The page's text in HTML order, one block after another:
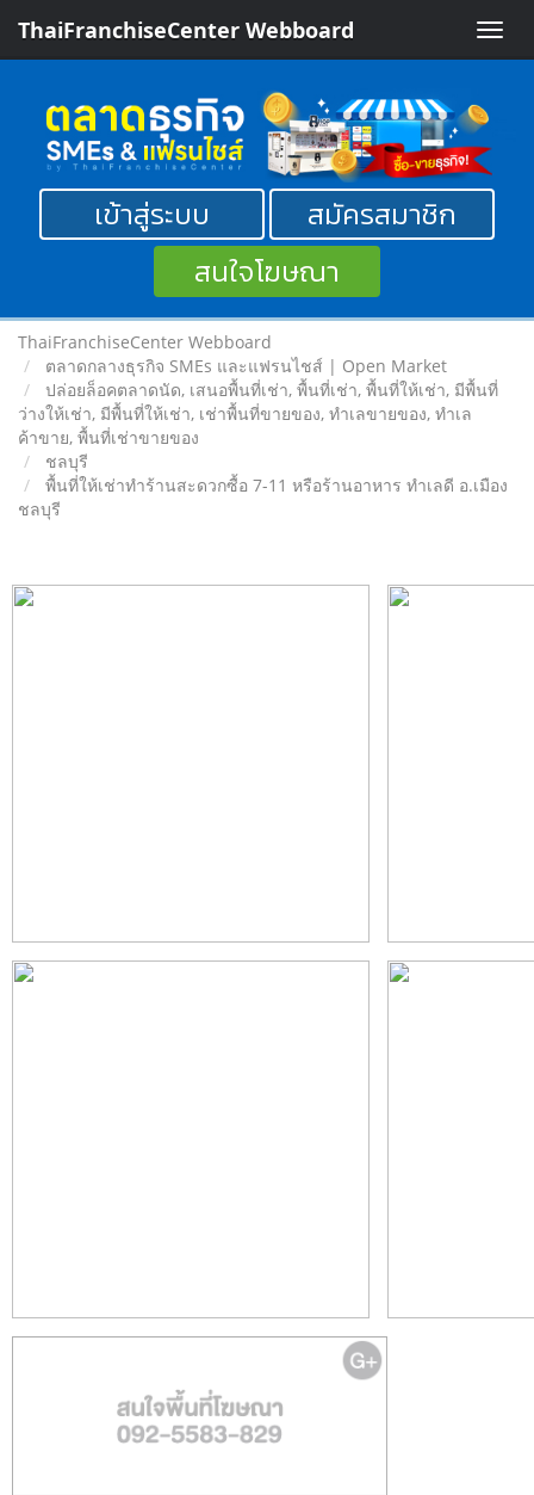
Toggle
ThaiFranchiseCenter Webboard
เข้าสู่ระบบ
สมัครสมาชิก
สนใจโฆษณา
ThaiFranchiseCenter Webboard
ตลาดกลางธุรกิจ SMEs และแฟรนไชส์ | Open Market
ปล่อยล็อคตลาดนัด, เสนอพื้นที่เช่า, พื้นที่เช่า, พื้นที่ให้เช่า, มีพื้นที่
ว่างให้เช่า, มีพื้นที่ให้เช่า, เช่าพื้นที่ขายของ, ทําเลขายของ, ทำเล
ค้าขาย, พื้นที่เช่าขายของ
ชลบุรี
พื้นที่ให้เช่าทำร้านสะดวกซื้อ 7-11 หรือร้านอาหาร ทำเลดี อ.เมือง
ชลบุรี